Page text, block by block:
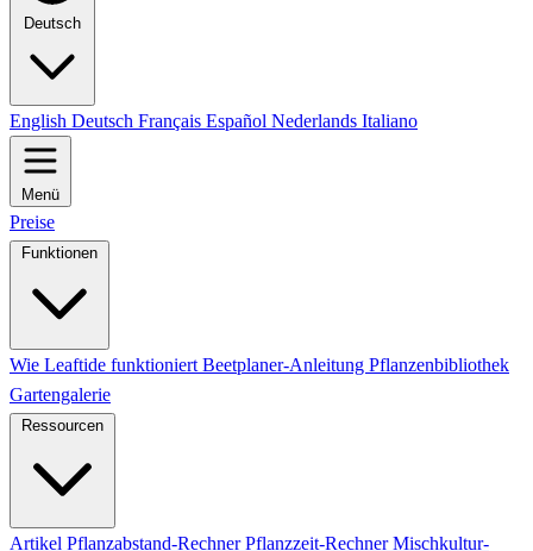
Deutsch
English Deutsch Français Español Nederlands Italiano
Menü
Preise
Funktionen
Wie Leaftide funktioniert Beetplaner-Anleitung Pflanzenbibliothek
Gartengalerie
Ressourcen
Artikel Pflanzabstand-RechnerPflanzzeit-RechnerMischkultur-